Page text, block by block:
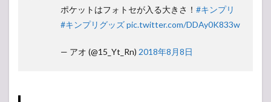
ポケットはフォトセが入る大きさ！ #キンプリ
#キンプリグッズpic.twitter.com/DDAy0K833w
— アオ (@15_Yt_Rn) 2018年8月8日